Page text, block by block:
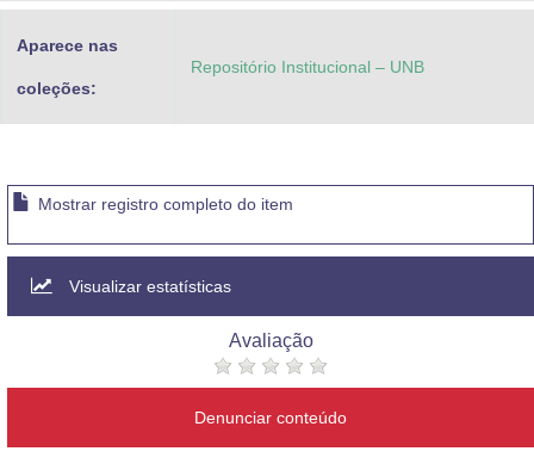
Aparece nas
coleções:
Repositório Institucional – UNB
Mostrar registro completo do item
Visualizar estatísticas
Avaliação
Denunciar conteúdo